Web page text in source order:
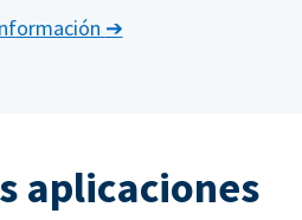
➔
aplicaciones